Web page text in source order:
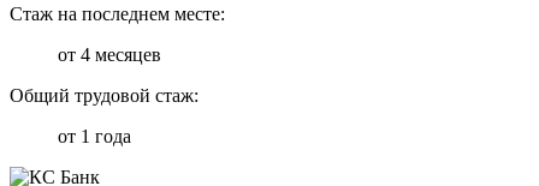
Стаж на последнем месте:
от 4 месяцев
Общий трудовой стаж:
от 1 года